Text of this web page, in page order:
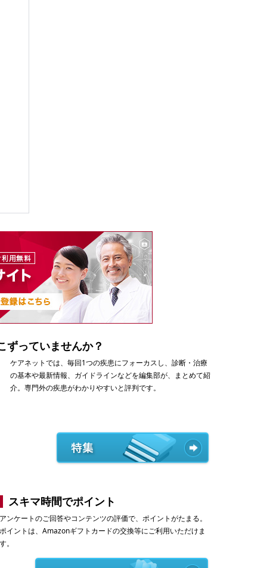
ずっていませんか？
ケアネットでは、毎回1つの疾患にフォーカスし、診断・治療
の基本や最新情報、ガイドラインなどを編集部が、まとめて紹
介。専門外の疾患がわかりやすいと評判です。
スキマ時間でポイント
ンケートのご回答やコンテンツの評価で、ポイントがたまる。
イントは、Amazonギフトカードの交換等にご利用いただけま
。